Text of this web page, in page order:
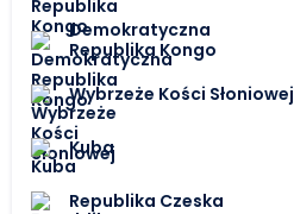
Demokratyczna
Republika Kongo
Wybrzeże Kości Słoniowej
Kuba
Republika Czeska